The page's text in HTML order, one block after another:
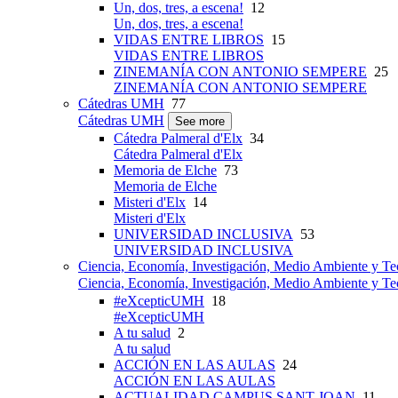
Un, dos, tres, a escena! 12
Un, dos, tres, a escena!
VIDAS ENTRE LIBROS 15
VIDAS ENTRE LIBROS
ZINEMANÍA CON ANTONIO SEMPERE 25
ZINEMANÍA CON ANTONIO SEMPERE
Cátedras UMH 77
Cátedras UMH
See more
Cátedra Palmeral d'Elx 34
Cátedra Palmeral d'Elx
Memoria de Elche 73
Memoria de Elche
Misteri d'Elx 14
Misteri d'Elx
UNIVERSIDAD INCLUSIVA 53
UNIVERSIDAD INCLUSIVA
Ciencia, Economía, Investigación, Medio Ambiente y
Ciencia, Economía, Investigación, Medio Ambiente y
#eXcepticUMH 18
#eXcepticUMH
A tu salud 2
A tu salud
ACCIÓN EN LAS AULAS 24
ACCIÓN EN LAS AULAS